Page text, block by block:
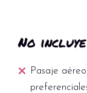
No incluye
Pasaje